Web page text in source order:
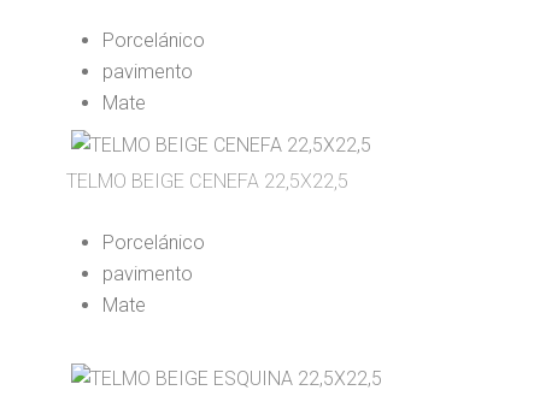
Porcelánico
pavimento
Mate
TELMO BEIGE CENEFA 22,5X22,5
Porcelánico
pavimento
Mate